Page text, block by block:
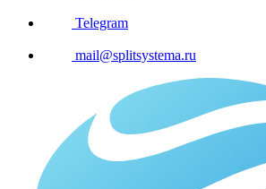
Telegram
mail@splitsystema.ru